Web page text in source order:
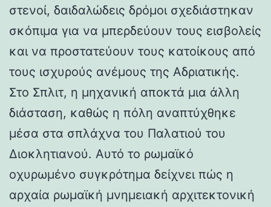
στενοί, δαιδαλώδεις δρόμοι σχεδιάστηκαν
σκόπιμα για να μπερδεύουν τους εισβολείς
και να προστατεύουν τους κατοίκους από
τους ισχυρούς ανέμους της Αδριατικής.
Στο Σπλιτ, η μηχανική αποκτά μια άλλη
διάσταση, καθώς η πόλη αναπτύχθηκε
μέσα στα σπλάχνα του Παλατιού του
Διοκλητιανού. Αυτό το ρωμαϊκό
οχυρωμένο συγκρότημα δείχνει πώς η
αρχαία ρωμαϊκή μνημειακή αρχιτεκτονική